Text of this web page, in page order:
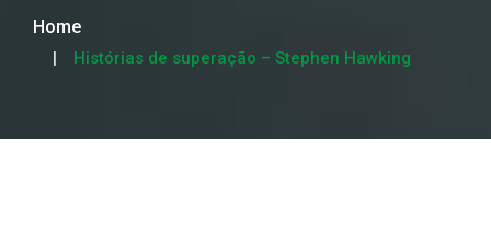
Home
Histórias de superação – Stephen Hawking